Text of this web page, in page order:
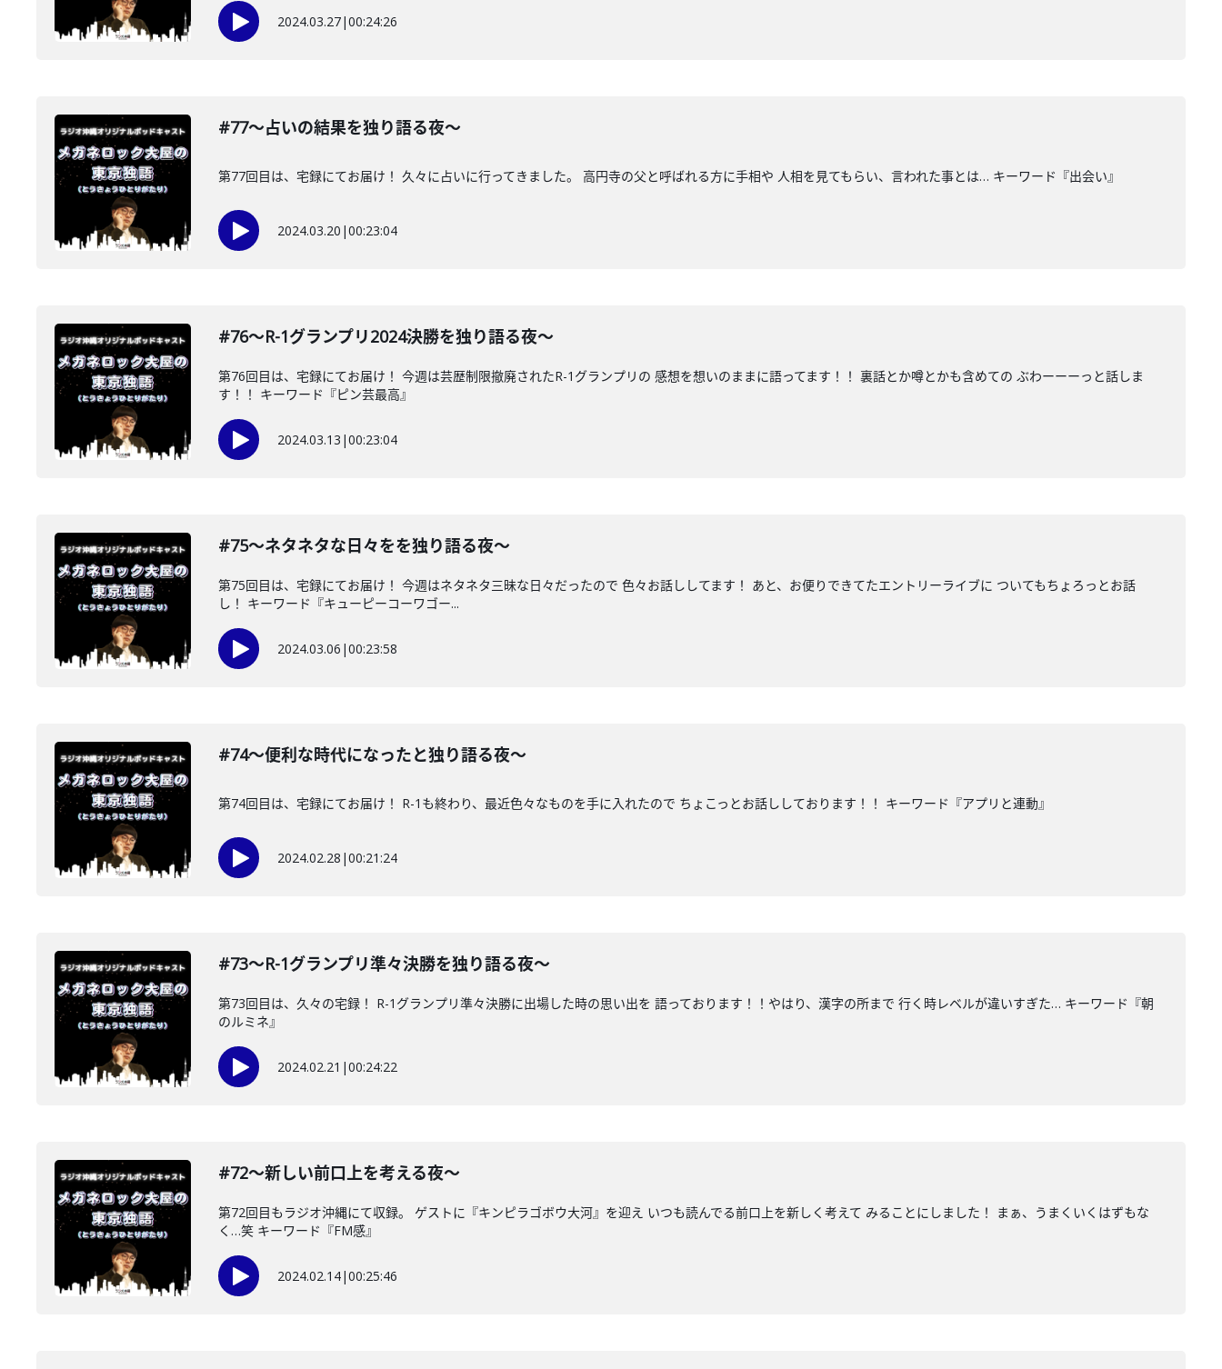
2024.03.27|00:24:26
#77〜占いの結果を独り語る夜〜
第77回目は、宅録にてお届け！ 久々に占いに行ってきました。 高円寺の父と呼ばれる方に手相や 人相を見てもらい、言われた事とは… キーワード『出会い』
2024.03.20 |00:23:04
#76〜R-1グランプリ2024決勝を独り語る夜〜
第76回目は、宅録にてお届け！ 今週は芸歴制限撤廃されたR-1グランプリの 感想を想いのままに語ってます！！ 裏話とか噂とかも含めての ぶわーーーっと話しま
す！！ キーワード『ピン芸最高』
2024.03.13 |00:23:04
#75〜ネタネタな日々をを独り語る夜〜
第75回目は、宅録にてお届け！ 今週はネタネタ三昧な日々だったので 色々お話ししてます！ あと、お便りできてたエントリーライブに ついてもちょろっとお話
し！ キーワード『キューピーコーワゴー...
2024.03.06 |00:23:58
#74〜便利な時代になったと独り語る夜〜
第74回目は、宅録にてお届け！ R-1も終わり、最近色々なものを手に入れたので ちょこっとお話ししております！！ キーワード『アプリと連動』
2024.02.28 |00:21:24
#73〜R-1グランプリ準々決勝を独り語る夜〜
第73回目は、久々の宅録！ R-1グランプリ準々決勝に出場した時の思い出を 語っております！！やはり、漢字の所まで 行く時レベルが違いすぎた… キーワード『朝
のルミネ』
2024.02.21 |00:24:22
#72〜新しい前口上を考える夜〜
第72回目もラジオ沖縄にて収録。 ゲストに『キンピラゴボウ大河』を迎え いつも読んでる前口上を新しく考えて みることにしました！ まぁ、うまくいくはずもな
く…笑 キーワード『FM感』
2024.02.14|00:25:46